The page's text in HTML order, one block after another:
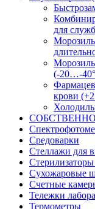
для
(-20…-
крови
Средоварки
Стеллажи для
Сухожаровые
Счетные
Тележки
Термометры